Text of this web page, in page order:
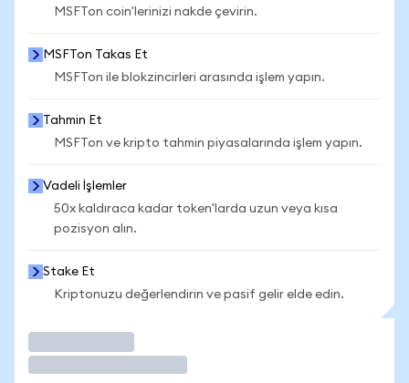
MSFTon coin'lerinizi nakde çevirin.
MSFTon Takas Et
MSFTon ile blokzincirleri arasında işlem yapın.
Tahmin Et
MSFTon ve kripto tahmin piyasalarında işlem yapın.
Vadeli İşlemler
50x kaldıraca kadar token'larda uzun veya kısa
pozisyon alın.
Stake Et
Kriptonuzu değerlendirin ve pasif gelir elde edin.